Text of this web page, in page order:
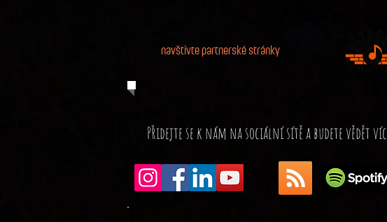
navštivte partnerské stránky
Přidejte se k nám na sociální sítě a budete vědět víc